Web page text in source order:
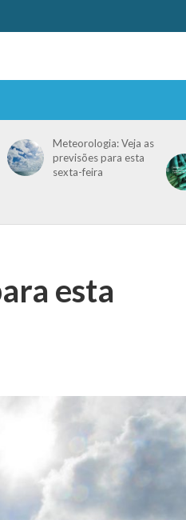
Meteorologia: Veja as
previsões para esta
sexta-feira
esta